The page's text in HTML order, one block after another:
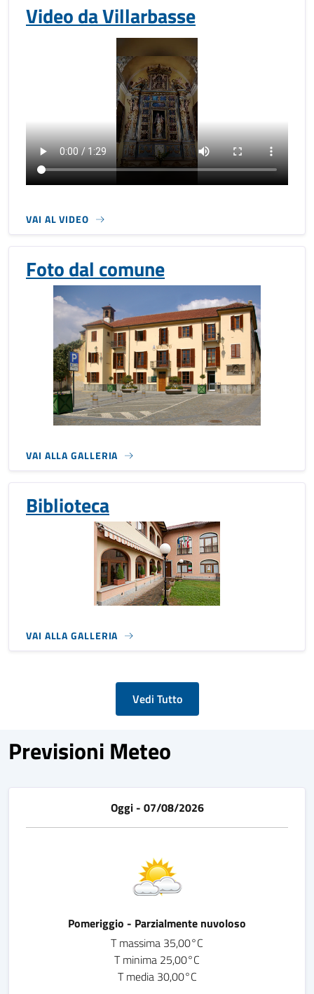
Video da Villarbasse
VAI AL VIDEO
Foto dal comune
VAI ALLA GALLERIA
Biblioteca
VAI ALLA GALLERIA
Vedi Tutto
Previsioni Meteo
Oggi - 07/08/2026
Pomeriggio - Parzialmente nuvoloso
T massima 35,00°C
T minima 25,00°C
T media 30,00°C